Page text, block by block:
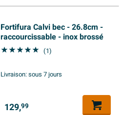
Fortifura Calvi bec - 26.8cm -
raccourcissable - inox brossé
(1)
Livraison:sous 7 jours
129,99